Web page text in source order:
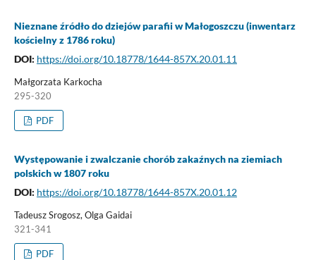
Nieznane źródło do dziejów parafii w Małogoszczu (inwentarz
kościelny z 1786 roku)
DOI: https://doi.org/10.18778/1644-857X.20.01.11
Małgorzata Karkocha
295-320
PDF
Występowanie i zwalczanie chorób zakaźnych na ziemiach
polskich w 1807 roku
DOI: https://doi.org/10.18778/1644-857X.20.01.12
Tadeusz Srogosz, Olga Gaidai
321-341
PDF